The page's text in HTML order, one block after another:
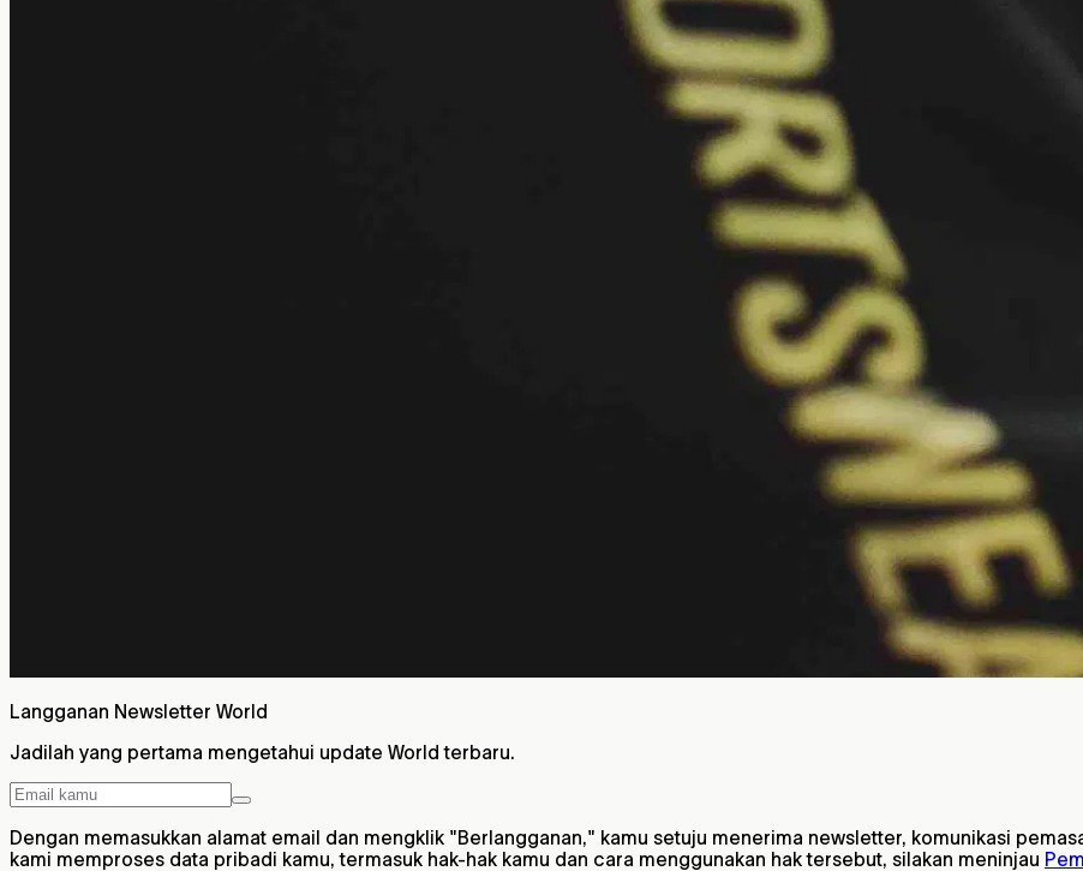
Langganan Newsletter World
Jadilah yang pertama mengetahui update World terbaru.
Dengan memasukkan alamat email dan mengklik "Berlangganan," kamu setuju menerima newsletter, komunikasi
kami memproses data pribadi kamu, termasuk hak-hak kamu dan cara menggunakan hak tersebut, silakan meninjau